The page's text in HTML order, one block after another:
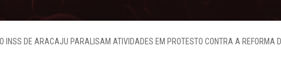
INSS DE ARACAJU PARALISAM ATIVIDADES EM PROTESTO CONTRA A REFORMA